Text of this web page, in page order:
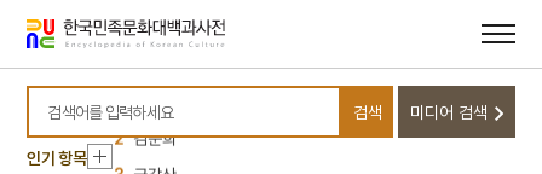
바로가기
바로가기
검색어를 입력하세요
검색 미디어 검색
인기 항목
10 3·1운동
1 금성대군
2
김문희
3 금강산